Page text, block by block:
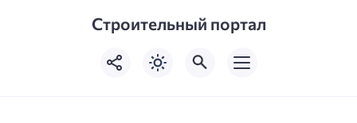
Строительный портал